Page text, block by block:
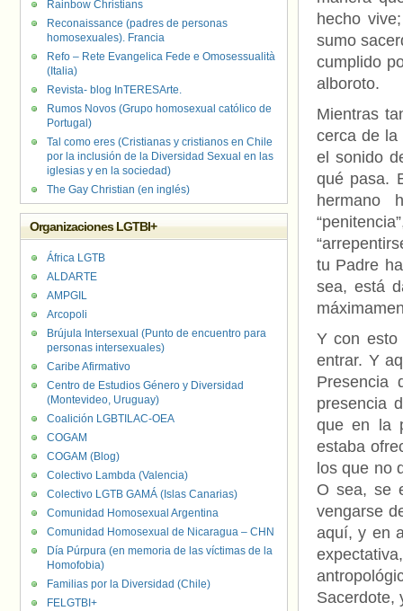
hecho
sumo
cumplido
alboroto.
Mientras
cerca de la
el sonido
qué pasa.
hermano
tu Padre
sea, está
Y con esto
entrar. Y
Presencia
presencia
que en la
estaba
los que no
O sea, se
vengarse
aquí, y en
Sacerdote,
Rainbow Christians
Reconaissance (padres de personas
homosexuales). Francia
Refo – Rete Evangelica Fede e Omosessualità
(Italia)
Revista- blog InTERESArte.
Rumos Novos (Grupo homosexual católico de
Portugal)
Tal como eres (Cristianas y cristianos en Chile
por la inclusión de la Diversidad Sexual en las
iglesias y en la sociedad)
The Gay Christian (en inglés)
Organizaciones LGTBI+
África LGTB
ALDARTE
AMPGIL
Arcopoli
Brújula Intersexual (Punto de encuentro para
personas intersexuales)
Caribe Afirmativo
Centro de Estudios Género y Diversidad
(Montevideo, Uruguay)
Coalición LGBTILAC-OEA
COGAM
COGAM (Blog)
Colectivo Lambda (Valencia)
Colectivo LGTB GAMÁ (Islas Canarias)
Comunidad Homosexual Argentina
Comunidad Homosexual de Nicaragua – CHN
Día Púrpura (en memoria de las víctimas de la
Homofobia)
Familias por la Diversidad (Chile)
FELGTBI+